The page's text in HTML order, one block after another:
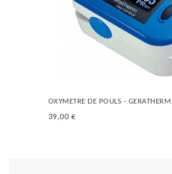
OXYMETRE DE POULS -
39,00 €